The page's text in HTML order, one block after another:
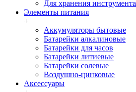
Для хранения инструмента
Элементы питания
+
Аккумуляторы бытовые
Батарейки алкалиновые
Батарейки для часов
Батарейки литиевые
Батарейки солевые
Воздушно-цинковые
Аксессуары